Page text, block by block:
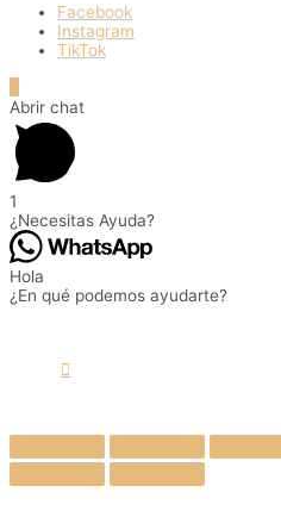
Facebook
Instagram
TikTok
Ir
arriba
Abrir chat
1
¿Necesitas Ayuda?
Hola
¿En qué podemos ayudarte?